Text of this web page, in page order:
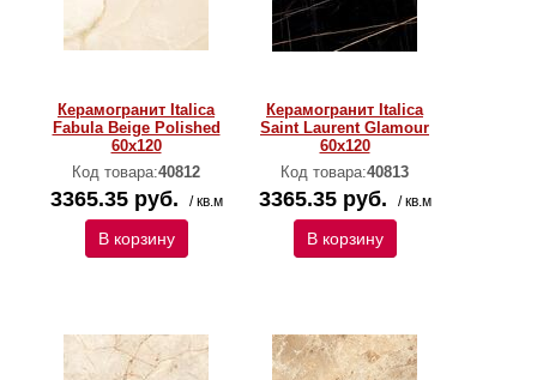
Керамогранит Italica
Fabula Beige Polished
60х120
Код товара:40812
3365.35 руб. / кв.м
В корзину
Керамогранит Italica
Saint Laurent Glamour
60х120
Код товара:40813
3365.35 руб. / кв.м
В корзину